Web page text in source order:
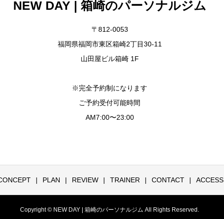
NEW DAY | 箱崎のパーソナルジム
〒812-0053
福岡県福岡市東区箱崎2丁目30-11
山田屋ビル箱崎 1F
※完全予約制になります
ご予約受付可能時間
AM7:00〜23:00
PLAN REVIEW TRAINER CONTACT ACCESS
Copyright © NEW DAY | 箱崎のパーソナルジム All Rights Reserved.